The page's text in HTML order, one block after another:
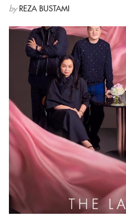
by REZA BUSTAMI